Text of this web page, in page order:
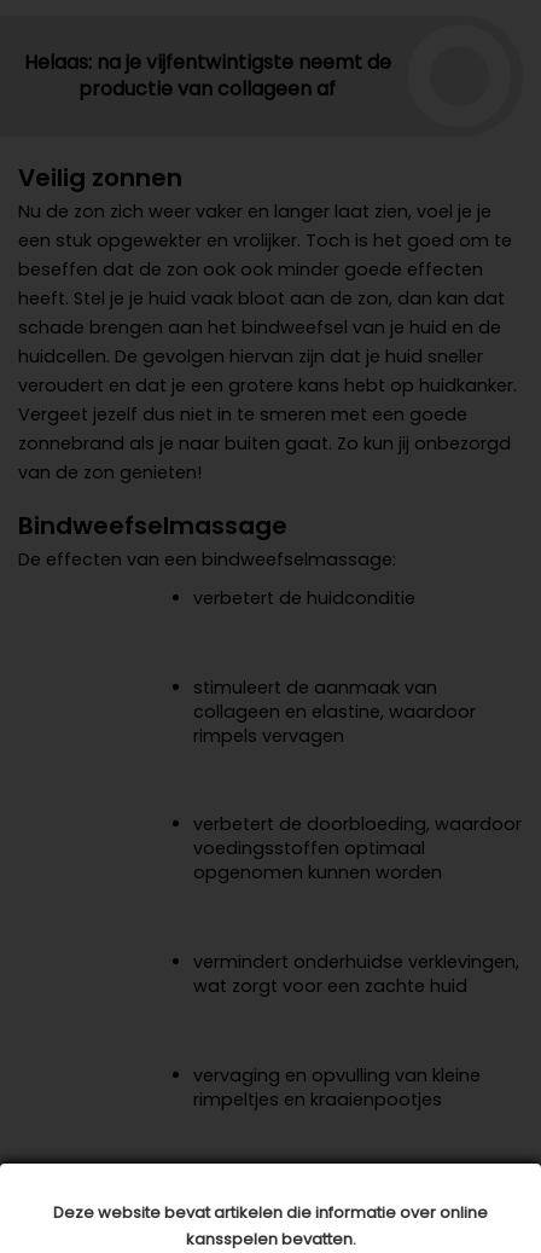
Deze website bevat artikelen die informatie over online
kansspelen bevatten.
Helaas: na je vijfentwintigste neemt de
productie van collageen af
Veilig zonnen
Nu de zon zich weer vaker en langer laat zien, voel je je
een stuk opgewekter en vrolijker. Toch is het goed om te
beseffen dat de zon ook ook minder goede effecten
heeft. Stel je je huid vaak bloot aan de zon, dan kan dat
schade brengen aan het bindweefsel van je huid en de
huidcellen. De gevolgen hiervan zijn dat je huid sneller
veroudert en dat je een grotere kans hebt op huidkanker.
Vergeet jezelf dus niet in te smeren met een goede
zonnebrand als je naar buiten gaat. Zo kun jij onbezorgd
van de zon genieten!
Bindweefselmassage
De effecten van een bindweefselmassage:
verbetert de huidconditie
stimuleert de aanmaak van
collageen en elastine, waardoor
rimpels vervagen
verbetert de doorbloeding, waardoor
voedingsstoffen optimaal
opgenomen kunnen worden
vermindert onderhuidse verklevingen,
wat zorgt voor een zachte huid
vervaging en opvulling van kleine
rimpeltjes en kraaienpootjes
De totaalaanpak